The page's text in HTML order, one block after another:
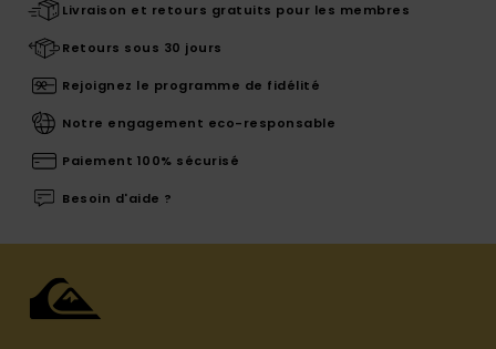
Livraison et retours gratuits pour les membres
Retours sous 30 jours
Rejoignez le programme de fidélité
Notre engagement eco-responsable
Paiement 100% sécurisé
Besoin d'aide ?